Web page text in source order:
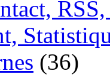
(36)